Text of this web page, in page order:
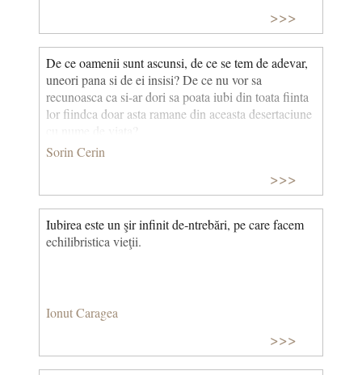
>>>
De ce oamenii sunt ascunsi, de ce se tem de adevar,
uneori pana si de ei insisi? De ce nu vor sa
recunoasca ca si-ar dori sa poata iubi din toata fiinta
lor fiindca doar asta ramane din aceasta desertaciune
Sorin Cerin
>>>
Iubirea este un şir infinit de‑ntrebări, pe care facem
echilibristica vieţii.
Ionut Caragea
>>>